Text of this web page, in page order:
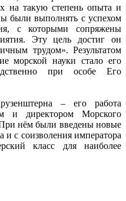
на такую степень опыта и
были выполнять с успехом
с которыми сопряжены
Эту цель достиг он
трудом». Результатом
морской науки стало его
при особе Его
– его работа
и директором Морского
При нём были введены новые
и с соизволения императора
класс для наиболее